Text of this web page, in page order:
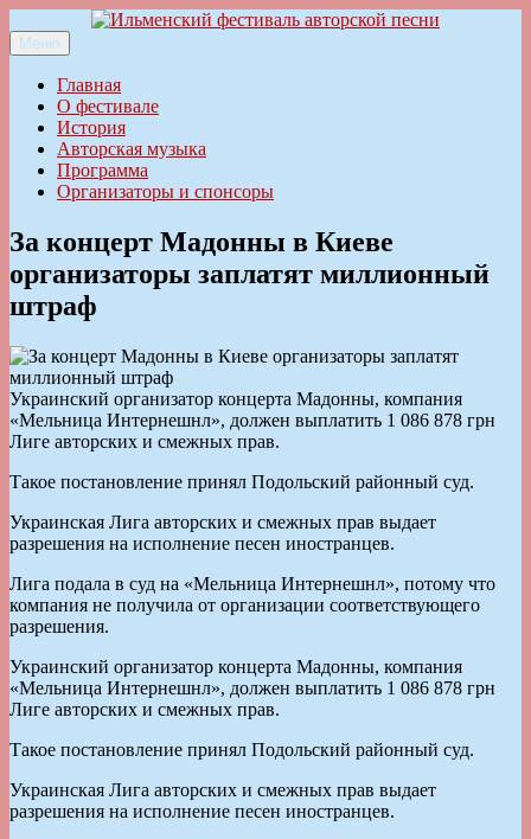
к
содержимому
Ильменский фестиваль авторской песни
Меню
Главная
О фестивале
История
Авторская музыка
Программа
Организаторы и спонсоры
За концерт Мадонны в Киеве
организаторы заплатят миллионный
штраф
Украинский организатор концерта Мадонны, компания
«Мельница Интернешнл», должен выплатить 1 086 878 грн
Лиге авторских и смежных прав.
Такое постановление принял Подольский районный суд.
Украинская Лига авторских и смежных прав выдает
разрешения на исполнение песен иностранцев.
Лига подала в суд на «Мельница Интернешнл», потому что
компания не получила от организации соответствующего
разрешения.
Украинский организатор концерта Мадонны, компания
«Мельница Интернешнл», должен выплатить 1 086 878 грн
Лиге авторских и смежных прав.
Такое постановление принял Подольский районный суд.
Украинская Лига авторских и смежных прав выдает
разрешения на исполнение песен иностранцев.